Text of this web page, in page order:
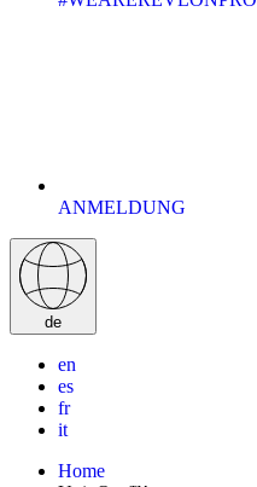
ANMELDUNG
de
en
es
fr
it
Home